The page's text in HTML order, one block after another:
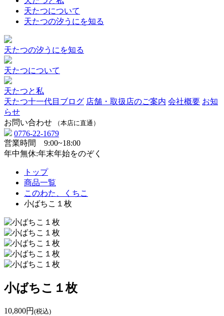
天たつについて
天たつの汐うにを知る
天たつの汐うにを知る
天たつについて
天たつと私
天たつ十一代目ブログ 店舗・取扱店のご案内 会社概要 お知
らせ
お問い合わせ
（本店に直通）
0776-22-1679
営業時間 9:00~18:00
年中無休:年末年始をのぞく
トップ
商品一覧
このわた、くちこ
小ばちこ１枚
小ばちこ１枚
10,800円 (税込)